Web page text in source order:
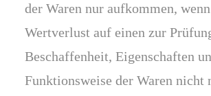
der Waren nur aufkommen,
Wertverlust auf einen zur
Beschaffenheit, Eigenschaften
Funktionsweise der Waren nicht